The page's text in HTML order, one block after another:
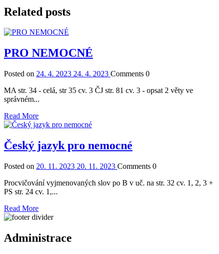
Related posts
PRO NEMOCNÉ
Posted on 24. 4. 2023 24. 4. 2023 Comments 0
MA str. 34 - celá, str 35 cv. 3 ČJ str. 81 cv. 3 - opsat 2 věty ve
správném...
Read More
Český jazyk pro nemocné
Posted on 20. 11. 2023 20. 11. 2023 Comments 0
Procvičování vyjmenovaných slov po B v uč. na str. 32 cv. 1, 2, 3 +
PS str. 24 cv. 1,...
Read More
Administrace